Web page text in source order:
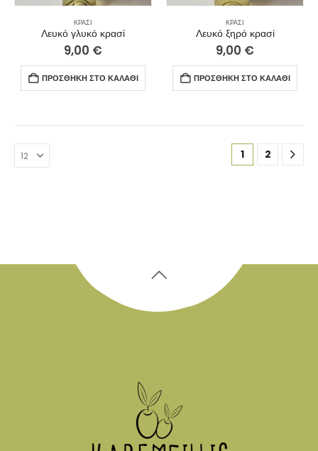
ΚΡΑΣΊ
Λευκό γλυκό κρασί
9,00 €
ΠΡΟΣΘΉΚΗ ΣΤΟ ΚΑΛΆΘΙ
ΚΡΑΣΊ
Λευκό ξηρό κρασί
9,00 €
ΠΡΟΣΘΉΚΗ ΣΤΟ ΚΑΛΆΘΙ
1 2